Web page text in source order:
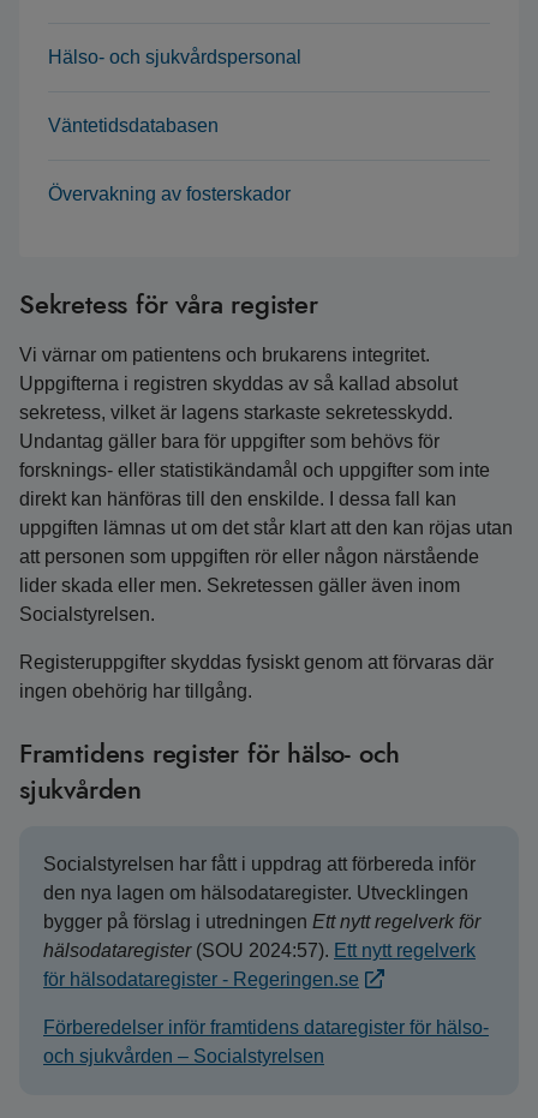
Hälso- och sjukvårdspersonal
Väntetidsdatabasen
Övervakning av fosterskador
Sekretess för våra register
Vi värnar om patientens och brukarens integritet.
Uppgifterna i registren skyddas av så kallad absolut
sekretess, vilket är lagens starkaste sekretesskydd.
Undantag gäller bara för uppgifter som behövs för
forsknings-­ eller statistikändamål och uppgifter som inte
direkt kan hänföras till den enskilde. I dessa fall kan
uppgiften lämnas ut om det står klart att den kan röjas utan
att personen som uppgiften rör eller någon närstående
lider skada eller men. Sekretessen gäller även inom
Socialstyrelsen.
Registeruppgifter skyddas fysiskt genom att förvaras där
ingen obehörig har tillgång.
Framtidens register för hälso- och
sjukvården
Socialstyrelsen har fått i uppdrag att förbereda inför
den nya lagen om hälsodataregister. Utvecklingen
bygger på förslag i utredningen Ett nytt regelverk för
hälsodataregister(SOU 2024:57). Ett nytt regelverk
för hälsodataregister - Regeringen.se
Förberedelser inför framtidens dataregister för hälso-
och sjukvården – Socialstyrelsen